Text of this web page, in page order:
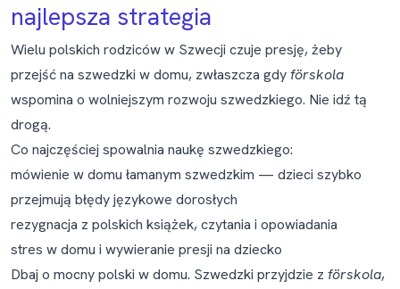
najlepsza strategia
Wielu polskich rodziców w Szwecji czuje presję, żeby
przejść na szwedzki w domu, zwłaszcza gdyförskola
wspomina o wolniejszym rozwoju szwedzkiego. Nie idź tą
drogą.
Co najczęściej spowalnia naukę szwedzkiego:
mówienie w domu łamanym szwedzkim — dzieci szybko
przejmują błędy językowe dorosłych
rezygnacja z polskich książek, czytania i opowiadania
stres w domu i wywieranie presji na dziecko
Dbaj o mocny polski w domu. Szwedzki przyjdzie z förskola,